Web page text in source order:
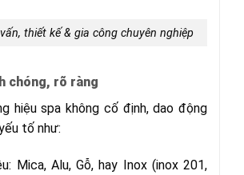
thiết kế & gia công chuyên nghiệp
chóng, rõ ràng
hiệu spa không cố định, dao động
tố như:
Mica, Alu, Gỗ, hay Inox (inox 201,